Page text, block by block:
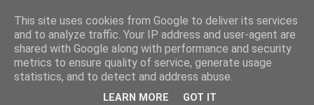
Joanna Sadowska Art
Joanna Sadowska Art - blog poświęcony rękodziełu,
kartkom okolicznościowym oraz podarunkom na wyjątkowe
okazje. Wszystkie prace wykonuję samodzielnie
This site uses cookies from Google to deliver its services
and to analyze traffic. Your IP address and user-agent are
shared with Google along with performance and security
metrics to ensure quality of service, generate usage
statistics, and to detect and address abuse.
LEARN MORE GOT IT